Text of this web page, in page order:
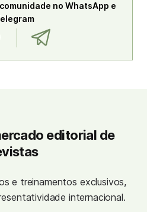
no WhatsApp e
editorial de
e treinamentos exclusivos,
internacional.